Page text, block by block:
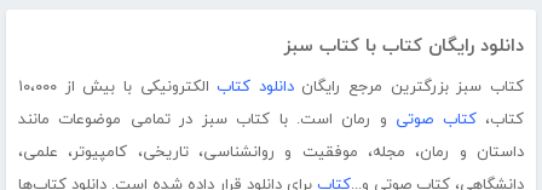
دانلود رایگان کتاب با کتاب سبز
کتاب سبز بزرگترین مرجع رایگاندانلود کتاب
الکترونیکی با بیش از ۱۰،۰۰۰
کتاب،کتاب صوتی و رمان است. با کتاب سبز در تمامی موضوعات مانند
داستان و رمان، مجله، موفقیت و روانشناسی، تاریخی، کامپیوتر، علمی،
دانشگاهی، کتاب صوتی و...کتاب برای دانلود قرار داده شده است. دانلود کتاب‌ها